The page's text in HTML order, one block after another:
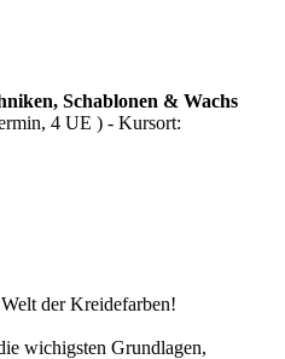
Schablonen & Wachs
4 UE ) - Kursort:
der Kreidefarben!
wichigsten Grundlagen,